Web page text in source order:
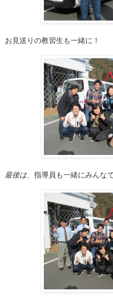
お見送りの教習生も一緒に！
最後は、 指導員も一緒にみんな